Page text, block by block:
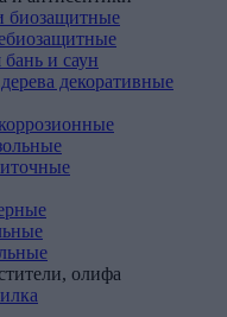
биозащитные
и саун
декоративные
олифа